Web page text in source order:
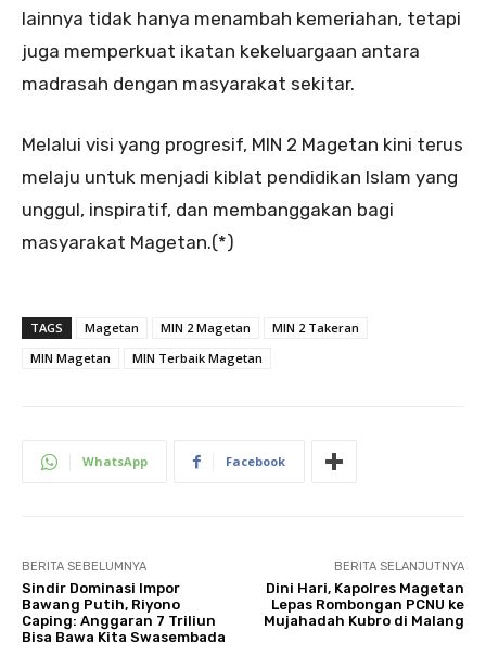
lainnya tidak hanya menambah kemeriahan, tetapi
juga memperkuat ikatan kekeluargaan antara
madrasah dengan masyarakat sekitar.
Melalui visi yang progresif, MIN 2 Magetan kini terus
melaju untuk menjadi kiblat pendidikan Islam yang
unggul, inspiratif, dan membanggakan bagi
masyarakat Magetan.(*)
TAGS Magetan MIN 2 Magetan
MIN 2 Takeran
MIN Magetan
MIN Terbaik Magetan
WhatsApp Facebook
BERITA SEBELUMNYA
Sindir Dominasi Impor
Bawang Putih, Riyono
Caping: Anggaran 7 Triliun
Bisa Bawa Kita Swasembada
BERITA SELANJUTNYA
Dini Hari, Kapolres Magetan
Lepas Rombongan PCNU ke
Mujahadah Kubro di Malang